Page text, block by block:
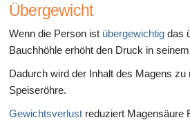
Übergewicht
Wenn die Person ist übergewichtig das
Bauchhöhle erhöht den Druck in
Dadurch wird der Inhalt des Magens zu
Speiseröhre.
Gewichtsverlust reduziert Magensäure